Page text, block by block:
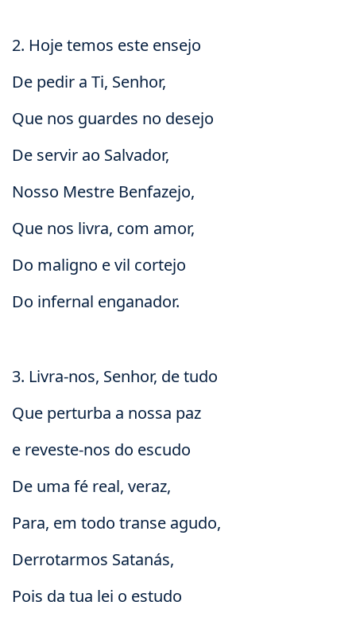
2. Hoje temos este ensejo
De pedir a Ti, Senhor,
Que nos guardes no desejo
De servir ao Salvador,
Nosso Mestre Benfazejo,
Que nos livra, com amor,
Do maligno e vil cortejo
Do infernal enganador.
3. Livra-nos, Senhor, de tudo
Que perturba a nossa paz
e reveste-nos do escudo
De uma fé real, veraz,
Para, em todo transe agudo,
Derrotarmos Satanás,
Pois da tua lei o estudo